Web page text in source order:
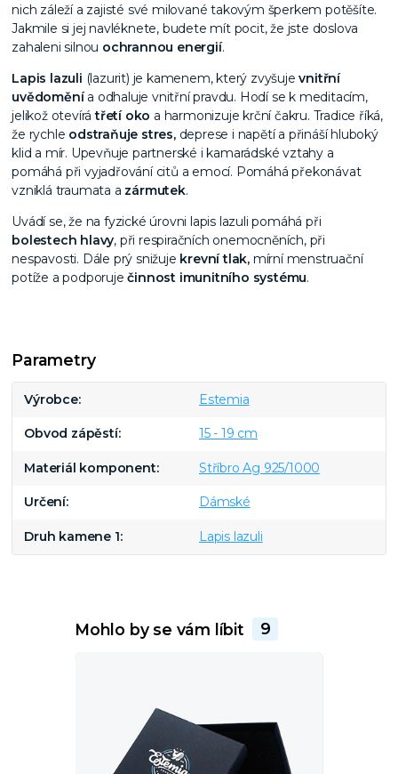
nich záleží a zajisté své milované takovým šperkem potěšíte.
Jakmile si jej navléknete, budete mít pocit, že jste doslova
zahaleni silnou ochrannou energií.
Lapis lazuli (lazurit) je kamenem, který zvyšujevnitřní
uvědoměnía odhaluje vnitřní pravdu. Hodí se k meditacím,
jelikož otevírátřetí oko a harmonizuje krční čakru. Tradice říká,
že rychle odstraňuje stres, deprese i napětí a přináší hluboký
klid a mír. Upevňuje partnerské i kamarádské vztahy a
pomáhá při vyjadřování citů a emocí. Pomáhá překonávat
vzniklá traumata a zármutek.
Uvádí se, že na fyzické úrovni lapis lazuli pomáhá při
bolestech hlavy, při respiračních onemocněních, při
nespavosti. Dále prý snižuje krevní tlak, mírní menstruační
potíže a podporuječinnost imunitního systému.
Parametry
Výrobce Estemia
Obvod zápěstí 15 - 19 cm
Materiál komponent Stříbro Ag 925/1000
Určení Dámské
Druh kamene 1 Lapis lazuli
Mohlo by se vám líbit 9